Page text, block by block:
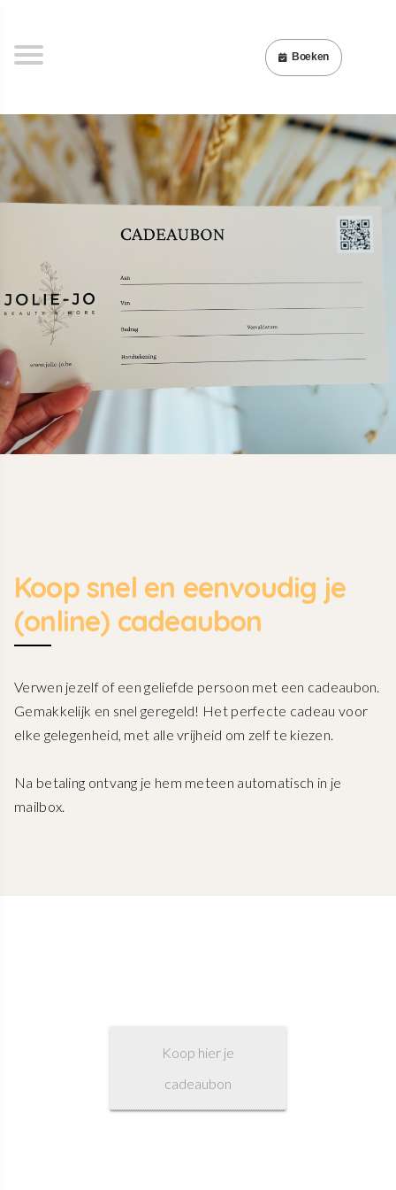
Boeken
Koop snel en eenvoudig je
(online) cadeaubon
Verwen jezelf of een geliefde persoon met een cadeaubon.
Gemakkelijk en snel geregeld! Het perfecte cadeau voor
elke gelegenheid, met alle vrijheid om zelf te kiezen.
Na betaling ontvang je hem meteen automatisch in je
mailbox.
Koop hier je
cadeaubon